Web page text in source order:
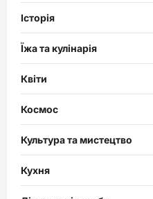
Історія
Їжа та кулінарія
Квіти
Космос
Культура та мистецтво
Кухня